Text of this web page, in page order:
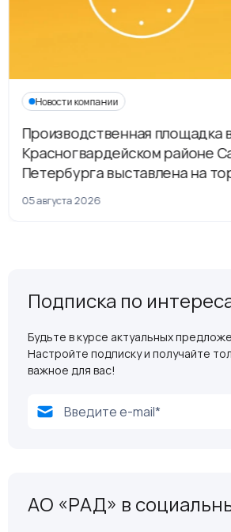
Новости компании
Производственная площадка
Красногвардейском районе
Петербурга выставлена на
рамках приватизации
05 августа 2026
Подписка по
Будьте в курсе актуальных
Настройте подписку и получайте
важное для вас!
АО «РАД» в